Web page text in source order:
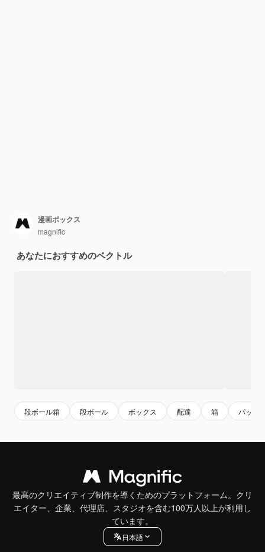
漫画ボックス
magnific
あなたにおすすめのベクトル
段ボール箱 段ボール ボックス 配達 箱 パッケ
最高のクリエイティブ制作を導くためのプラットフォーム。クリ
エイター、企業、代理店、スタジオを含む100万人以上が利用し
ています。
日本語